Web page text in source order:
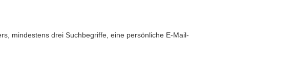
mindestens drei Suchbegriffe, eine persönliche E-Mail-